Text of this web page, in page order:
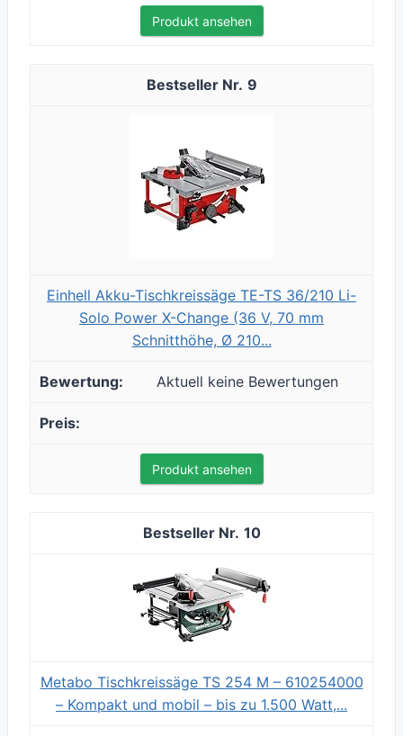
Produkt ansehen
9
Einhell Akku-Tischkreissäge TE-TS 36/210 Li-
Solo Power X-Change (36 V, 70 mm
Schnitthöhe, Ø 210...
Aktuell keine Bewertungen
Produkt ansehen
10
Metabo Tischkreissäge TS 254 M – 610254000
– Kompakt und mobil – bis zu 1.500 Watt,...